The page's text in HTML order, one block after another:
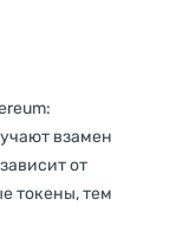
взамен
от
токены, тем